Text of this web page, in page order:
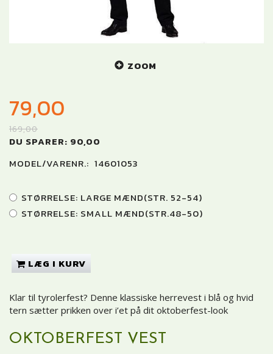
ZOOM
79,00
169,00
DU SPARER: 90,00
MODEL/VARENR.: 14601053
STØRRELSE: LARGE MÆND(STR. 52-54)
STØRRELSE: SMALL MÆND(STR.48-50)
LÆG I KURV
Klar til tyrolerfest? Denne klassiske herrevest i blå og hvid
tern sætter prikken over i’et på dit oktoberfest-look
OKTOBERFEST VEST